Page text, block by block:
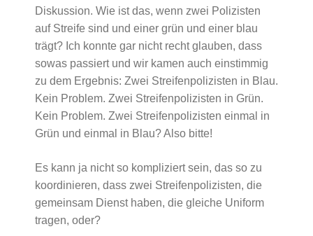
Diskussion. Wie ist das, wenn zwei Polizisten
auf Streife sind und einer grün und einer blau
trägt? Ich konnte gar nicht recht glauben, dass
sowas passiert und wir kamen auch einstimmig
zu dem Ergebnis: Zwei Streifenpolizisten in Blau.
Kein Problem. Zwei Streifenpolizisten in Grün.
Kein Problem. Zwei Streifenpolizisten einmal in
Grün und einmal in Blau? Also bitte!
Es kann ja nicht so kompliziert sein, das so zu
koordinieren, dass zwei Streifenpolizisten, die
gemeinsam Dienst haben, die gleiche Uniform
tragen, oder?